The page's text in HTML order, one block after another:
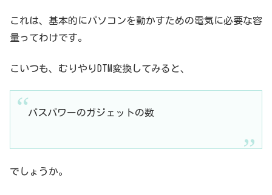
これは、基本的にパソコンを動かすための電気に必要な容
量ってわけです。
こいつも、むりやりDTM変換してみると、
バスパワーのガジェットの数
でしょうか。